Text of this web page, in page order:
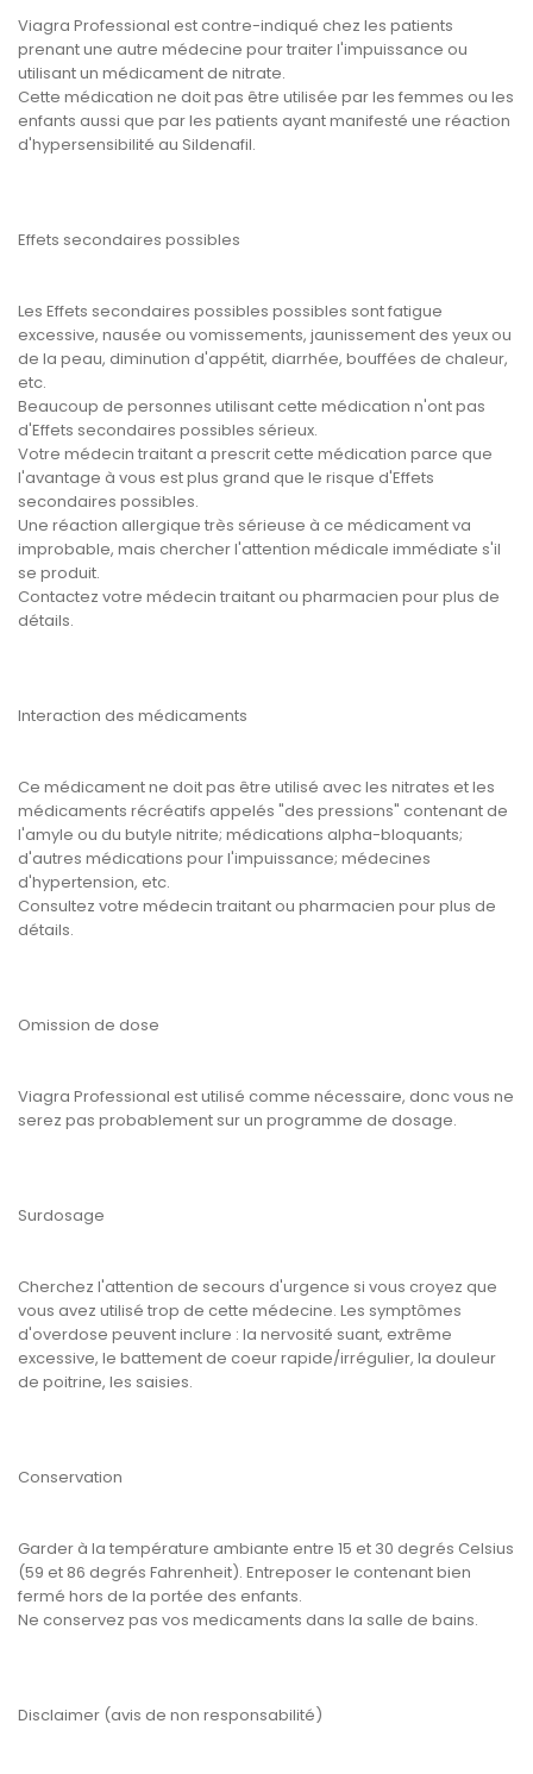
Viagra Professional est contre-indiqué chez les patients
prenant une autre médecine pour traiter l'impuissance ou
utilisant un médicament de nitrate.
Cette médication ne doit pas être utilisée par les femmes ou les
enfants aussi que par les patients ayant manifesté une réaction
d'hypersensibilité au Sildenafil.
Effets secondaires possibles
Les Effets secondaires possibles possibles sont fatigue
excessive, nausée ou vomissements, jaunissement des yeux ou
de la peau, diminution d'appétit, diarrhée, bouffées de chaleur,
etc.
Beaucoup de personnes utilisant cette médication n'ont pas
d'Effets secondaires possibles sérieux.
Votre médecin traitant a prescrit cette médication parce que
l'avantage à vous est plus grand que le risque d'Effets
secondaires possibles.
Une réaction allergique très sérieuse à ce médicament va
improbable, mais chercher l'attention médicale immédiate s'il
se produit.
Contactez votre médecin traitant ou pharmacien pour plus de
détails.
Interaction des médicaments
Ce médicament ne doit pas être utilisé avec les nitrates et les
médicaments récréatifs appelés "des pressions" contenant de
l'amyle ou du butyle nitrite; médications alpha-bloquants;
d'autres médications pour l'impuissance; médecines
d'hypertension, etc.
Consultez votre médecin traitant ou pharmacien pour plus de
détails.
Omission de dose
Viagra Professional est utilisé comme nécessaire, donc vous ne
serez pas probablement sur un programme de dosage.
Surdosage
Cherchez l'attention de secours d'urgence si vous croyez que
vous avez utilisé trop de cette médecine. Les symptômes
d'overdose peuvent inclure : la nervosité suant, extrême
excessive, le battement de coeur rapide/irrégulier, la douleur
de poitrine, les saisies.
Conservation
Garder à la température ambiante entre 15 et 30 degrés Celsius
(59 et 86 degrés Fahrenheit). Entreposer le contenant bien
fermé hors de la portée des enfants.
Ne conservez pas vos medicaments dans la salle de bains.
Disclaimer (avis de non responsabilité)